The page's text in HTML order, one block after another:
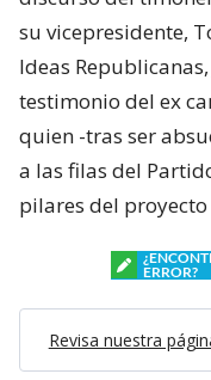
su vicepresidente,
Ideas
testimonio del ex
quien -tras ser
a las filas del
pilares del
ERROR?
Revisa nuestra